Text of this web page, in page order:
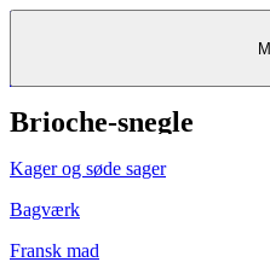
KantineKantineKantine
Frokostordning
Catering
Catering
MadkurserMadkurser
& Teambuilding
Opskrifter
RestauranterRestauranter
Bagerier
Foodservice
DetailDetailDetail
Projekter
rådgivning
Eventkalender
KøbKøbgavekort
KundeserviceKundeservice
Brioche-snegle
Kager og søde sager
Bagværk
Fransk mad